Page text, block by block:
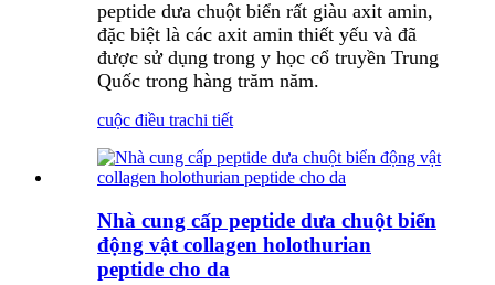
peptide dưa chuột biển rất giàu axit amin,
đặc biệt là các axit amin thiết yếu và đã
được sử dụng trong y học cổ truyền Trung
Quốc trong hàng trăm năm.
cuộc điều trachi tiết
Nhà cung cấp peptide dưa chuột biển
động vật collagen holothurian
peptide cho da